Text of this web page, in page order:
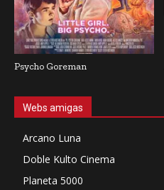
Psycho Goreman
Webs amigas
Arcano Luna
Doble Kulto Cinema
Planeta 5000